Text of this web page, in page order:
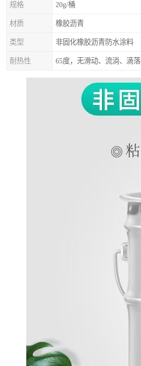
规格 20g/桶
材质 橡胶沥青
类型 非固化橡胶沥青防水涂料
耐热性 65度，无滑动、流淌、滴落